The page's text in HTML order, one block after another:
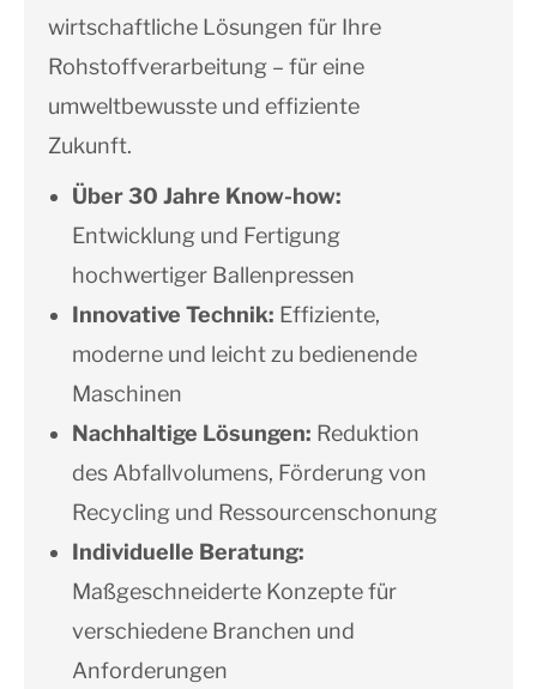
wirtschaftliche Lösungen für Ihre
Rohstoffverarbeitung – für eine
umweltbewusste und effiziente
Zukunft.
Über 30 Jahre Know-how:
Entwicklung und Fertigung
hochwertiger Ballenpressen
Innovative Technik: Effiziente,
moderne und leicht zu bedienende
Maschinen
Nachhaltige Lösungen: Reduktion
des Abfallvolumens, Förderung von
Recycling und Ressourcenschonung
Individuelle Beratung:
Maßgeschneiderte Konzepte für
verschiedene Branchen und
Anforderungen